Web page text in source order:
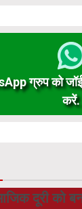
ग्रुप को
करें.
दूरी को